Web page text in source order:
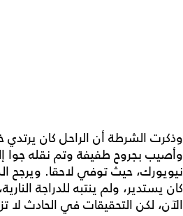
وذكرت الشرطة أن الراحل كان يرتدي
وأصيب بجروح طفيفة وتم نقله
نيويورك، حيث توفي لاحقا. ويرجح
كان يستدير، ولم ينتبه للدراجة
الآن، لكن التحقيقات في الحادث لا